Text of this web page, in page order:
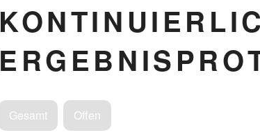
Gesamt Offen